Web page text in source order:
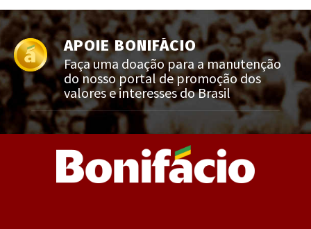
APOIE BONIFÁCIO
Faça uma doação para a manutenção
do nosso portal de promoção dos
valores e interesses do Brasil